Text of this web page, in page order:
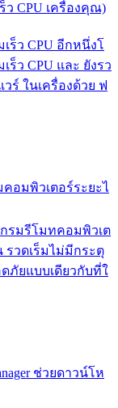
ว CPU เครื่องคุณ)
ร็ว CPU อีกหนึ่งโ
ว CPU และ ยังรว
ร์ ในเครื่องด้วย ฟ
คอมพิวเตอร์ระยะไ
รมรีโมทคอมพิวเต
วดเร็มไม่มีกระตุ
ภัยแบบเดียวกับที่ใ
ช่วยดาวน์โห